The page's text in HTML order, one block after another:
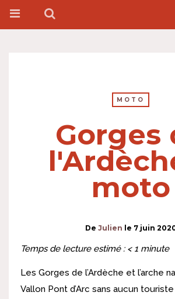
MOTO
Gorges
moto
De Julien le 7 juin
Temps de lecture estimé : < 1 minute
Les Gorges de l’Ardèche et l’arche
Vallon Pont d’Arc sans aucun